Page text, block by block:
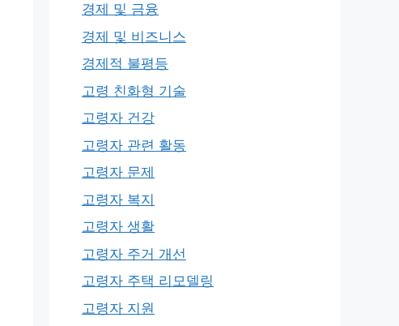
경제 및 금융
경제 및 비즈니스
경제적 불평등
고령 친화형 기술
고령자 건강
고령자 관련 활동
고령자 문제
고령자 복지
고령자 생활
고령자 주거 개선
고령자 주택 리모델링
고령자 지원